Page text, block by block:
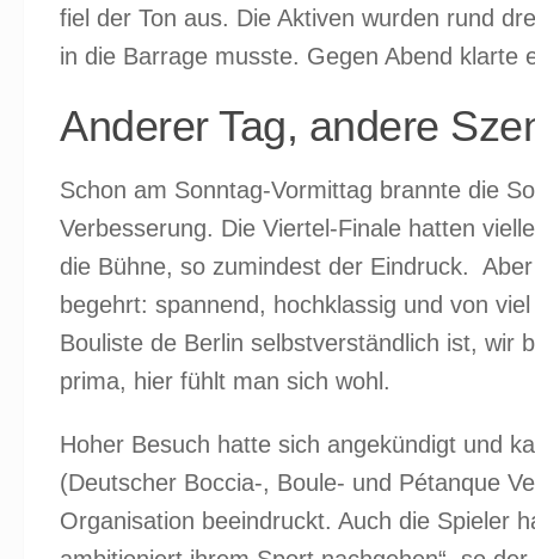
fiel der Ton aus. Die Aktiven wurden rund
in die Barrage musste. Gegen Abend klarte
Anderer Tag, andere
Schon am Sonntag-Vormittag brannte die
Verbesserung. Die Viertel-Finale hatten
die Bühne, so zumindest der Eindruck.
begehrt: spannend, hochklassig und von
Bouliste de Berlin selbstverständlich ist, wir
prima, hier fühlt man sich wohl.
Hoher Besuch hatte sich angekündigt und
(Deutscher Boccia-, Boule- und Pétanque
Organisation beeindruckt. Auch die Spieler